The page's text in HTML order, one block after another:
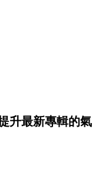
升最新專輯的氣